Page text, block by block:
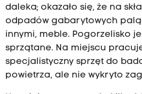
daleka; okazało się, że na
odpadów gabarytowych palą
innymi, meble. Pogorzelisko
sprzątane. Na miejscu
specjalistyczny sprzęt do
powietrza, ale nie wykryto